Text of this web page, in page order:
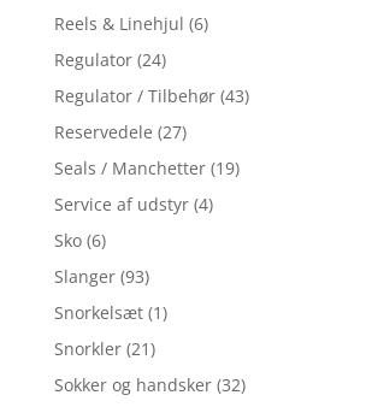
Reels & Linehjul (6)
Regulator (24)
Regulator / Tilbehør (43)
Reservedele (27)
Seals / Manchetter (19)
Service af udstyr (4)
Sko (6)
Slanger (93)
Snorkelsæt (1)
Snorkler (21)
Sokker og handsker (32)